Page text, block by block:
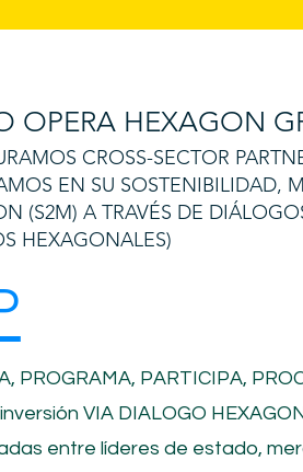
OPERA HEXAGON
CROSS-SECTOR
EN SU SOSTENIBILIDAD,
(S2M) A TRAVÉS DE
HEXAGONALES)
PROGRAMA, PARTICIPA,
VIA DIALOGO
entre líderes de estado,